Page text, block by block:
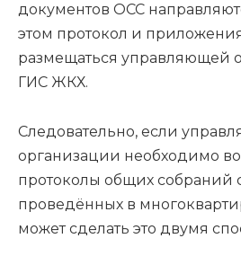
документов ОСС
этом протокол и
размещаться управляющей
ГИС ЖКХ.
Следовательно, если
организации необходимо
протоколы общих собраний
проведённых в
может сделать это двумя